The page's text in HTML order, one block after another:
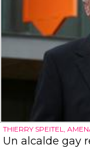
THIERRY SPEITEL,
Un alcalde gay